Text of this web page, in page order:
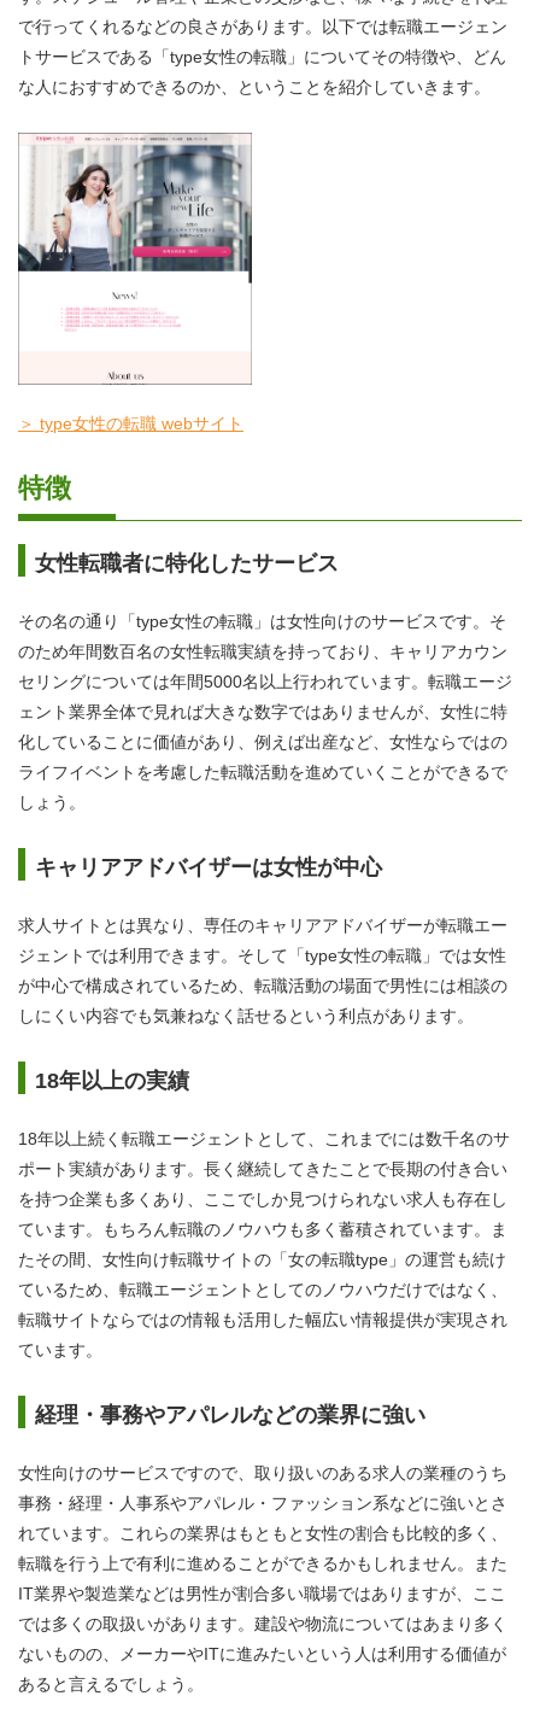
で行ってくれるなどの良さがあります。以下では転職エージェン
トサービスである「type女性の転職」についてその特徴や、どん
な人におすすめできるのか、ということを紹介していきます。
＞ type女性の転職 webサイト
特徴
女性転職者に特化したサービス
その名の通り「type女性の転職」は女性向けのサービスです。そ
のため年間数百名の女性転職実績を持っており、キャリアカウン
セリングについては年間5000名以上行われています。転職エージ
ェント業界全体で見れば大きな数字ではありませんが、女性に特
化していることに価値があり、例えば出産など、女性ならではの
ライフイベントを考慮した転職活動を進めていくことができるで
しょう。
キャリアアドバイザーは女性が中心
求人サイトとは異なり、専任のキャリアアドバイザーが転職エー
ジェントでは利用できます。そして「type女性の転職」では女性
が中心で構成されているため、転職活動の場面で男性には相談の
しにくい内容でも気兼ねなく話せるという利点があります。
18年以上の実績
18年以上続く転職エージェントとして、これまでには数千名のサ
ポート実績があります。長く継続してきたことで長期の付き合い
を持つ企業も多くあり、ここでしか見つけられない求人も存在し
ています。もちろん転職のノウハウも多く蓄積されています。ま
たその間、女性向け転職サイトの「女の転職type」の運営も続け
ているため、転職エージェントとしてのノウハウだけではなく、
転職サイトならではの情報も活用した幅広い情報提供が実現され
ています。
経理・事務やアパレルなどの業界に強い
女性向けのサービスですので、取り扱いのある求人の業種のうち
事務・経理・人事系やアパレル・ファッション系などに強いとさ
れています。これらの業界はもともと女性の割合も比較的多く、
転職を行う上で有利に進めることができるかもしれません。また
IT業界や製造業などは男性が割合多い職場ではありますが、ここ
では多くの取扱いがあります。建設や物流についてはあまり多く
ないものの、メーカーやITに進みたいという人は利用する価値が
あると言えるでしょう。